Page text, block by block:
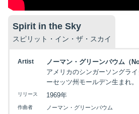
Spirit in the Sky
スピリット・イン・ザ・スカイ
Artist
ノーマン・グリーンバウム（
アメリカのシンガーソングラ
ーセッツ州モールデン生まれ。
リリース 1969年
作曲者 ノーマン・グリーンバウム
映画を探す
下記を選択して絞り込み検索もでき